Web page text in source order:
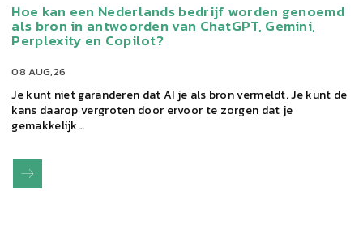
08 AUG,26
Je kunt niet garanderen dat AI je als bron vermeldt. Je kunt de
kans daarop vergroten door ervoor te zorgen dat je
gemakkelijk…
Hoe kan een Nederlands bedrijf worden genoemd
als bron in antwoorden van ChatGPT, Gemini,
Perplexity en Copilot?